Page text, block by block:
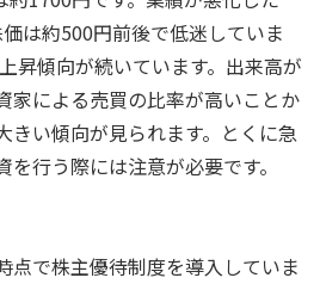
は約500円前後で低迷していま
昇傾向が続いています。出来高が
家による売買の比率が高いことか
きい傾向が見られます。とくに急
行う際には注意が必要です。
点で株主優待制度を導入していま